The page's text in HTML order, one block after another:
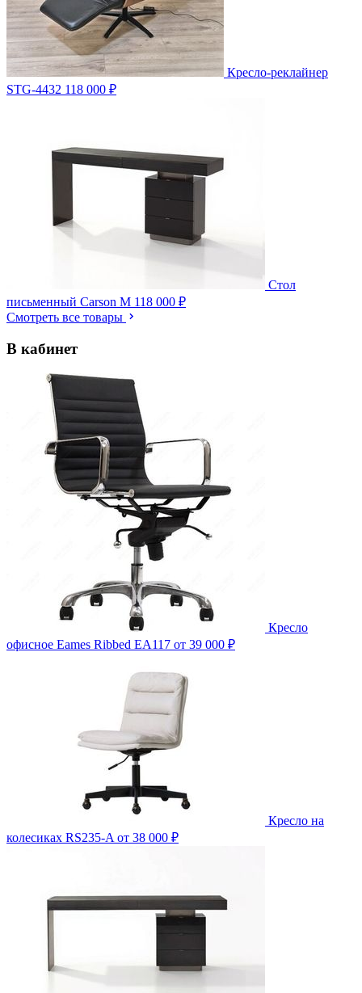
Кресло-реклайнер
STG-4432 118 000 ₽
Стол
письменный Carson M 118 000 ₽
Смотреть все товары
В кабинет
Кресло
офисное Eames Ribbed EA117 от 39 000 ₽
Кресло на
колесиках RS235-A от 38 000 ₽